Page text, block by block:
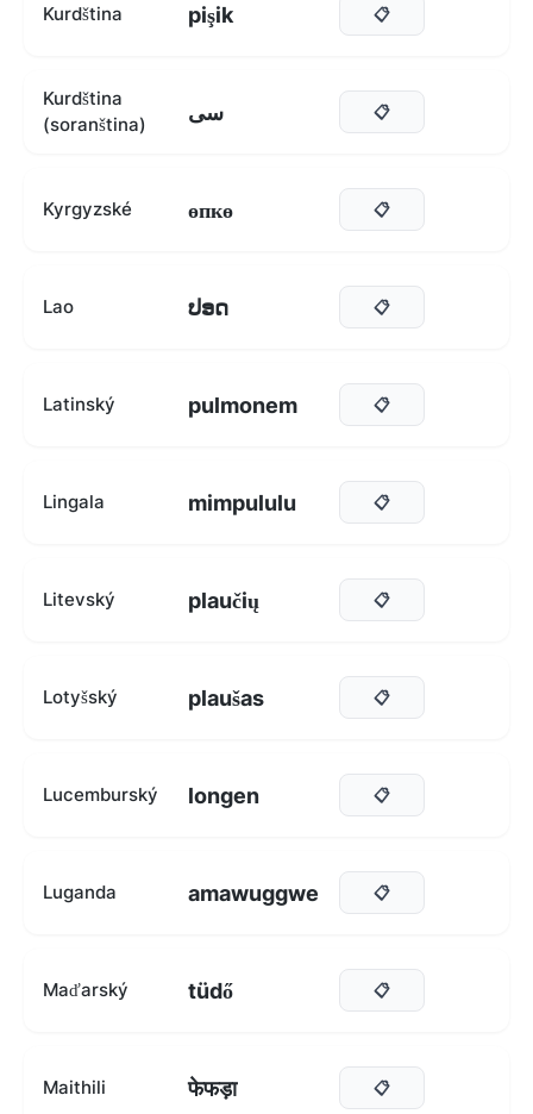
Kurdština pişik 📋
Kurdština
(soranština)
سی 📋
Kyrgyzské өпкө 📋
Lao ປອດ 📋
Latinský pulmonem 📋
Lingala mimpululu 📋
Litevský plaučių 📋
Lotyšský plaušas 📋
Lucemburský longen 📋
Luganda amawuggwe 📋
Maďarský tüdő 📋
Maithili फेफड़ा 📋